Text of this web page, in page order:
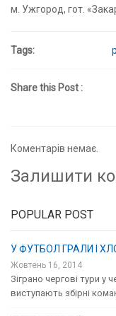
м. Ужгород, гот.
Tags:
Share this Post :
Коментарів немає.
Залишити
POPULAR POST
У ФУТБОЛ ГРАЛИ І
Жовтень 16, 2014
Зіграно чергові тури
виступають збірні